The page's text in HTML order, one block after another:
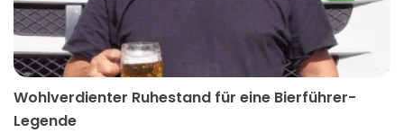
Wohlverdienter Ruhestand für eine Bierführer-
Legende